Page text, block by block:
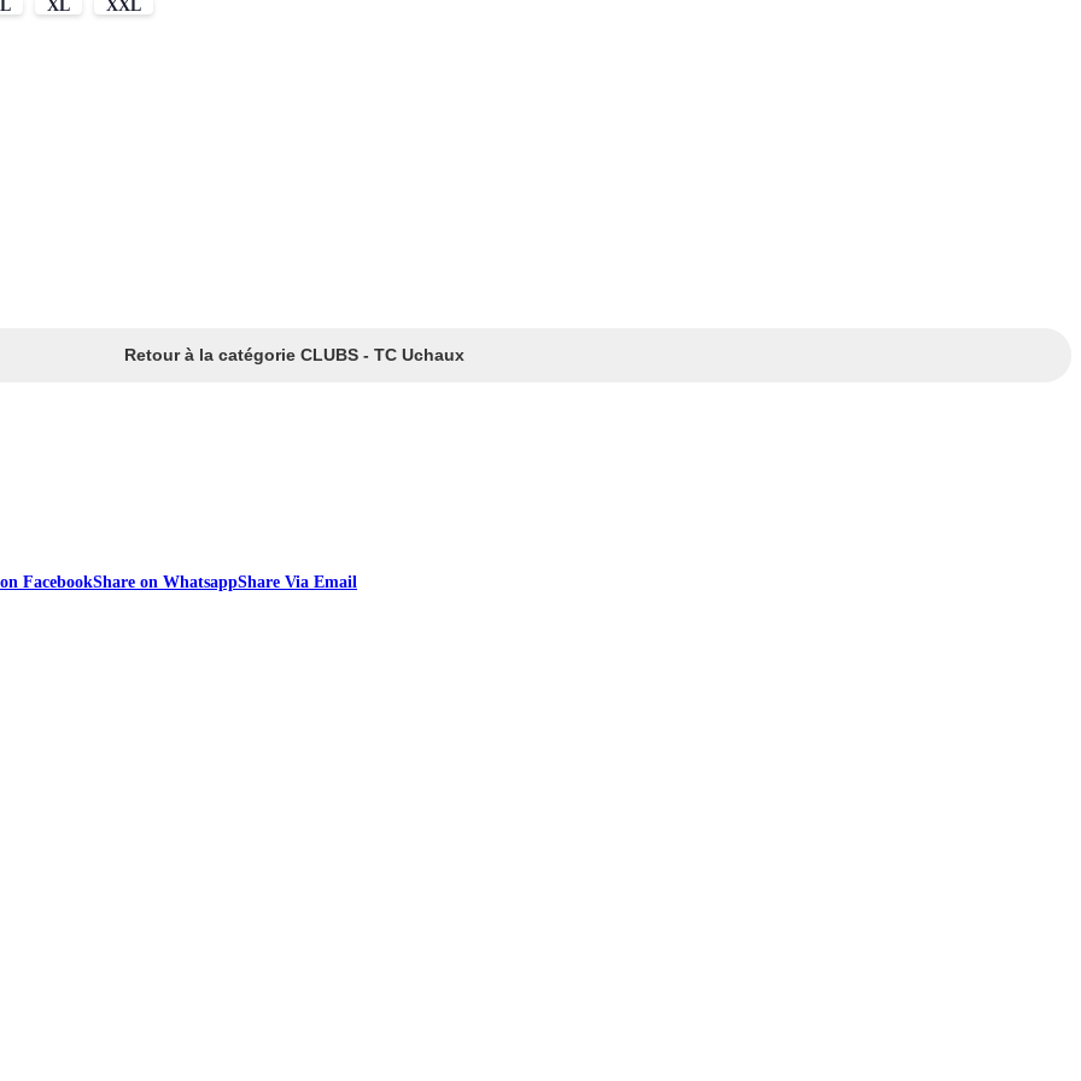
L XL XXL
Retour à la catégorie CLUBS - TC Uchaux
FacebookShare on WhatsappShare Via Email